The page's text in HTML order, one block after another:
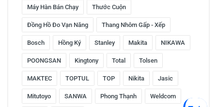
Máy Hàn Bán Chạy Thước Cuộn
Đồng Hồ Đo Vạn Năng Thang Nhôm Gấp - Xếp
Bosch Hồng Ký Stanley Makita NIKAWA
POONGSAN Kingtony Total Tolsen
MAKTEC TOPTUL TOP Nikita Jasic
Mitutoyo SANWA Phong Thạnh Weldcom